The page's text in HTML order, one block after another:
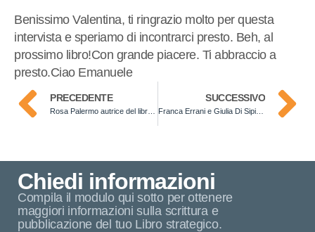
Benissimo Valentina, ti ringrazio molto per questa
intervista e speriamo di incontrarci presto. Beh, al
prossimo libro!Con grande piacere. Ti abbraccio a
presto.Ciao Emanuele
PRECEDENTE SUCCESSIVO
Franca Errani e Giulia Di Sipio autrici del libro Il cibo come via
Chiedi informazioni
Compila il modulo qui sotto per ottenere
maggiori informazioni sulla scrittura e
pubblicazione del tuo Libro strategico.